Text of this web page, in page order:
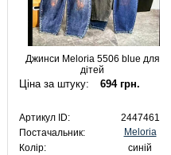
Джинси Meloria 5506 blue для
дітей
Ціна за штуку: 694 грн.
Артикул ID:
2447461
Постачальник:
Meloria
Колір:
синій